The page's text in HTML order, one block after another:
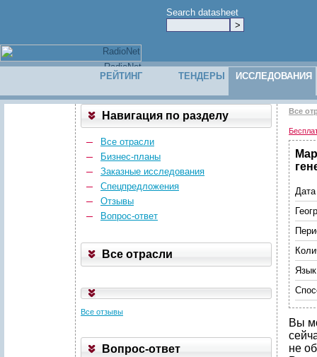
Search datasheet
РЕЙТИНГ ТЕНДЕРЫ ИССЛЕДОВАНИЯ
Навигация по разделу
Все отрасли
Бизнес-планы
Заказные исследования
Спецпредложения
Отзывы
Вопрос-ответ
Все отрасли
Все отзывы
Вопрос-ответ
Все
Вы
не